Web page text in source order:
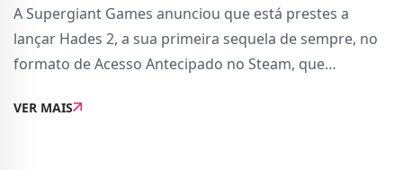
A Supergiant Games anunciou que está prestes a
lançar Hades 2, a sua primeira sequela de sempre, no
formato de Acesso Antecipado no Steam, que
cedo um título e contribuir com feedback para a vers
VER MAIS